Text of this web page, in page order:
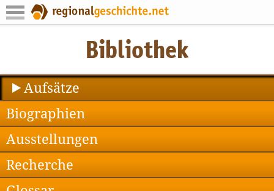
Aufsätze
Biographien
Ausstellungen
Recherche